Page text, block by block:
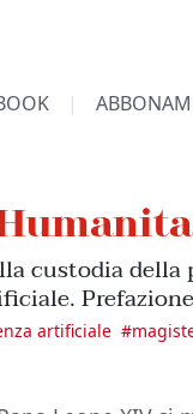
custodia della
artificiale #